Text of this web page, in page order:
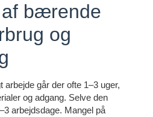
bærende
og
går der ofte 1–3 uger,
og adgang. Selve den
arbejdsdage. Mangel på